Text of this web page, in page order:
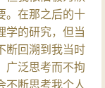
。在那之后的十
学的研究，但当
断回溯到我当时
广泛思考而不拘
不断思考我个人